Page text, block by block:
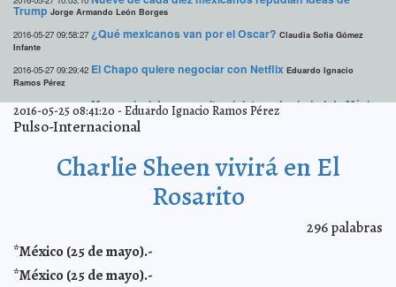
Trump Jorge Armando León Borges
2016-05-27 09:58:27 ¿Qué mexicanos van por el Oscar? Claudia Sofía Gómez
Infante
2016-05-27 09:29:42 El Chapo quiere negociar con Netflix Eduardo Ignacio
Ramos Pérez
2016-05-27 09:27:33 Mayor nivel de rayos ultravioleta en la ciudad de México
que en las playas Jorge Armando León Borges
2016-05-27 09:23:08 La población económicamente activa aumentó en abril
Gasolina premium subirá ocho centavos
2016-05-27 09:18:10 Preocupación por lealtad del Ejército Mexicano: New
York Times Jorge Armando León Borges
2016-05-27 09:11:36 Murió Monseñor Prigione
2016-05-25 08:41:20 -Eduardo Ignacio Ramos Pérez
Pulso-Internacional
Charlie Sheen vivirá en El
Rosarito
296palabras
*México (25 de mayo).-
*México (25 de mayo).-